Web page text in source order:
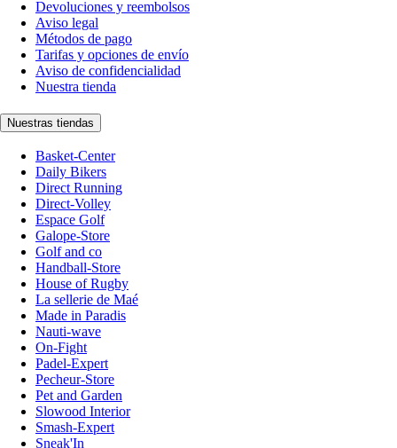
Devoluciones y reembolsos
Aviso legal
Métodos de pago
Tarifas y opciones de envío
Aviso de confidencialidad
Nuestra tienda
Nuestras tiendas
Basket-Center
Daily Bikers
Direct Running
Direct-Volley
Espace Golf
Galope-Store
Golf and co
Handball-Store
House of Rugby
La sellerie de Maé
Made in Paradis
Nauti-wave
On-Fight
Padel-Expert
Pecheur-Store
Pet and Garden
Slowood Interior
Smash-Expert
Sneak'In